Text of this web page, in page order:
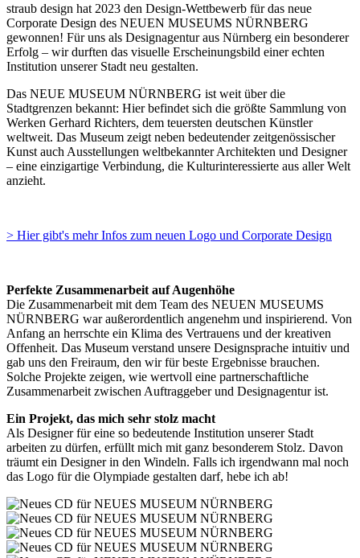
straub design hat 2023 den Design-Wettbewerb für das neue
Corporate Design des NEUEN MUSEUMS NÜRNBERG
gewonnen! Für uns als Designagentur aus Nürnberg ein besonderer
Erfolg – wir durften das visuelle Erscheinungsbild einer echten
Institution unserer Stadt neu gestalten.
Das NEUE MUSEUM NÜRNBERG ist weit über die
Stadtgrenzen bekannt: Hier befindet sich die größte Sammlung von
Werken Gerhard Richters, dem teuersten deutschen Künstler
weltweit. Das Museum zeigt neben bedeutender zeitgenössischer
Kunst auch Ausstellungen weltbekannter Architekten und Designer
– eine einzigartige Verbindung, die Kulturinteressierte aus aller Welt
anzieht.
> Hier gibt's mehr Infos zum neuen Logo und Corporate Design
Perfekte Zusammenarbeit auf Augenhöhe
Die Zusammenarbeit mit dem Team des NEUEN MUSEUMS
NÜRNBERG war außerordentlich angenehm und inspirierend. Von
Anfang an herrschte ein Klima des Vertrauens und der kreativen
Offenheit. Das Museum verstand unsere Designsprache intuitiv und
gab uns den Freiraum, den wir für beste Ergebnisse brauchen.
Solche Projekte zeigen, wie wertvoll eine partnerschaftliche
Zusammenarbeit zwischen Auftraggeber und Designagentur ist.
Ein Projekt, das mich sehr stolz macht
Als Designer für eine so bedeutende Institution unserer Stadt
arbeiten zu dürfen, erfüllt mich mit ganz besonderem Stolz. Davon
träumt ein Designer in den Windeln. Falls ich irgendwann mal noch
das Logo für die Olympiade gestalten darf, hebe ich ab!